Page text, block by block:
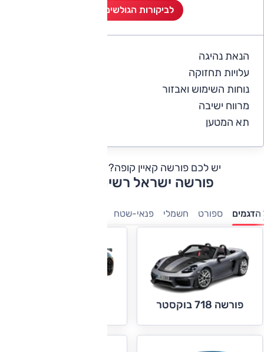
לביקורות הגולשים (1)
הנאת נהיגה
עלויות תחזוקה
נוחות השימוש ואבזור
מרווח ישיבה
תא המטען
יש לכם פורשה קאיין קופה?
פורשה ישראל רשימת דגמים
הדגמים ספורט חשמלי פנאי-שטח
פורשה 718 בוקסטר